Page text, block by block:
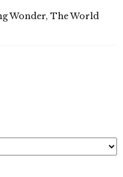
Wonder, The World